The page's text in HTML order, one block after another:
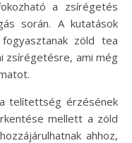
a zsírégetés
során. A kutatások
zöld tea
zsírégetésre, ami még
telítettség érzésének
mellett a zöld
ahhoz,